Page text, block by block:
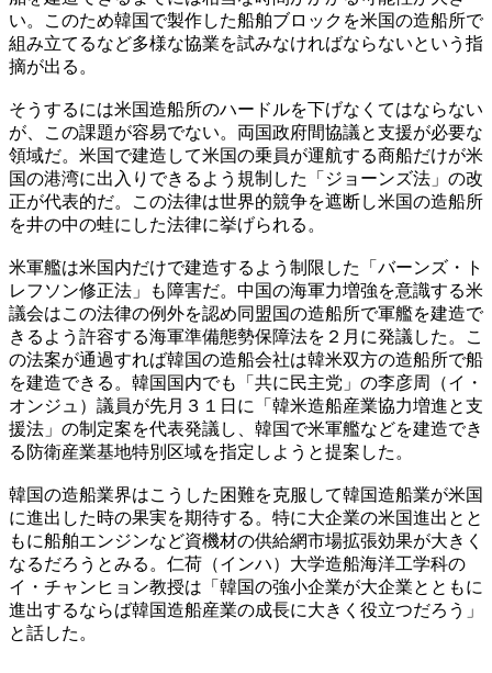
い。このため韓国で製作した船舶ブロックを米国の造船所で
組み立てるなど多様な協業を試みなければならないという指
摘が出る。
そうするには米国造船所のハードルを下げなくてはならない
が、この課題が容易でない。両国政府間協議と支援が必要な
領域だ。米国で建造して米国の乗員が運航する商船だけが米
国の港湾に出入りできるよう規制した「ジョーンズ法」の改
正が代表的だ。この法律は世界的競争を遮断し米国の造船所
を井の中の蛙にした法律に挙げられる。
米軍艦は米国内だけで建造するよう制限した「バーンズ・ト
レフソン修正法」も障害だ。中国の海軍力増強を意識する米
議会はこの法律の例外を認め同盟国の造船所で軍艦を建造で
きるよう許容する海軍準備態勢保障法を２月に発議した。こ
の法案が通過すれば韓国の造船会社は韓米双方の造船所で船
を建造できる。韓国国内でも「共に民主党」の李彦周（イ・
オンジュ）議員が先月３１日に「韓米造船産業協力増進と支
援法」の制定案を代表発議し、韓国で米軍艦などを建造でき
る防衛産業基地特別区域を指定しようと提案した。
韓国の造船業界はこうした困難を克服して韓国造船業が米国
に進出した時の果実を期待する。特に大企業の米国進出とと
もに船舶エンジンなど資機材の供給網市場拡張効果が大きく
なるだろうとみる。仁荷（インハ）大学造船海洋工学科の
イ・チャンヒョン教授は「韓国の強小企業が大企業とともに
進出するならば韓国造船産業の成長に大きく役立つだろう」
と話した。